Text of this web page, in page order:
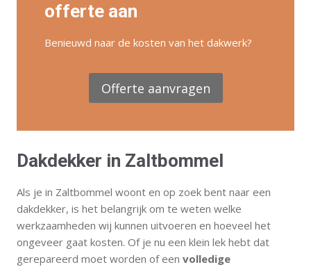
offerte aan
Benieuwd naar de kosten van het dakwerk?
Offerte aanvragen
Dakdekker in Zaltbommel
Als je in Zaltbommel woont en op zoek bent naar een
dakdekker, is het belangrijk om te weten welke
werkzaamheden wij kunnen uitvoeren en hoeveel het
ongeveer gaat kosten. Of je nu een klein lek hebt dat
gerepareerd moet worden of een volledige